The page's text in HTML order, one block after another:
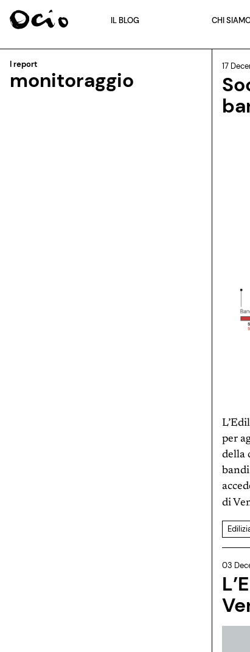
IL BLOG CHI
I report
monitoraggio
17
per
della
di
03